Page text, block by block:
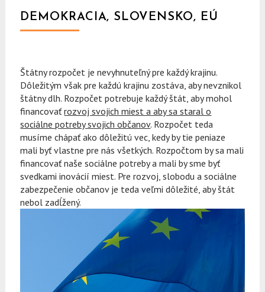
DEMOKRACIA, SLOVENSKO, EÚ
Štátny rozpočet je nevyhnuteľný pre každý krajinu.
Dôležitým však pre každú krajinu zostáva, aby nevznikol
štátny dlh. Rozpočet potrebuje každý štát, aby mohol
financovaťrozvoj svojich miest a aby sa staral o
sociálne potreby svojich občanov. Rozpočet teda
musíme chápať ako dôležitú vec, kedy by tie peniaze
mali byť vlastne pre nás všetkých. Rozpočtom by sa mali
financovať naše sociálne potreby a mali by sme byť
svedkami inovácií miest. Pre rozvoj, slobodu a sociálne
zabezpečenie občanov je teda veľmi dôležité, aby štát
nebol zadĺžený.